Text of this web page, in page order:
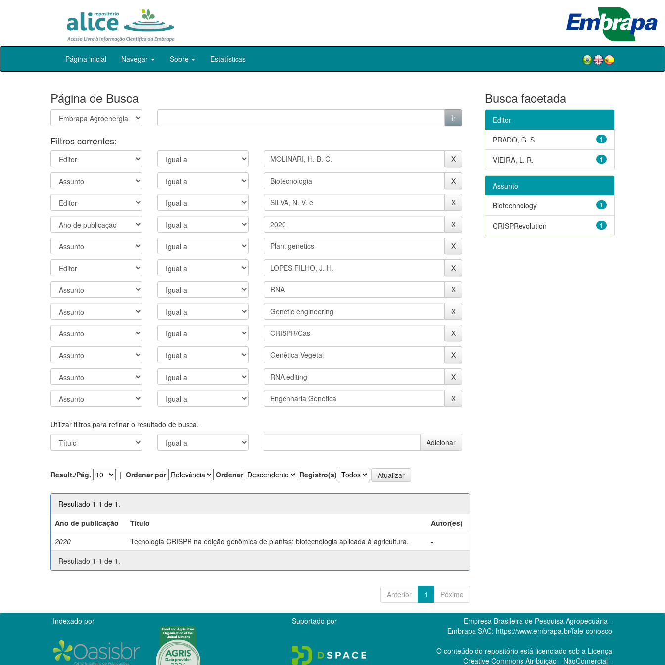
Skip
Página inicial Navegar Sobre Estatísticas
Página de Busca
Filtros correntes:
Utilizar filtros para refinar o resultado de busca.
Result./Pág. | Ordenar por Ordenar Registro(s)
Resultado 1-1 de 1.
Ano de publicação
Título
Autor(es)
2020
Tecnologia CRISPR na edição genômica de plantas: biotecnologia aplicada à agricultura.
-
Resultado 1-1 de 1.
Anterior 1 Póximo
Busca facetada
Editor
1
PRADO, G. S.
1
VIEIRA, L. R.
Assunto
1
Biotechnology
1
CRISPRevolution
Indexado por Suportado por
Empresa Brasileira de Pesquisa Agropecuária -
Embrapa SAC: https://www.embrapa.br/fale-conosco
O conteúdo do repositório está licenciado sob a Licença
Creative CommonsAtribuição - NãoComercial -